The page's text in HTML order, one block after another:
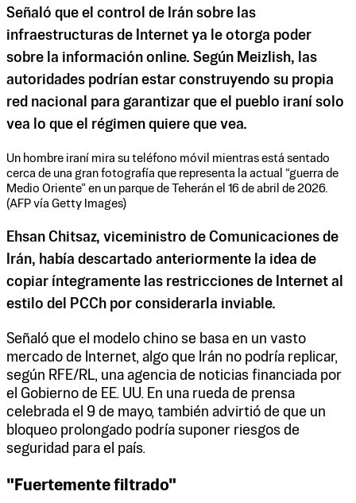
Señaló que el control de Irán sobre las
infraestructuras de Internet ya le otorga poder
sobre la información online. Según Meizlish, las
autoridades podrían estar construyendo su propia
red nacional para garantizar que el pueblo iraní solo
vea lo que el régimen quiere que vea.
Un hombre iraní mira su teléfono móvil mientras está sentado
cerca de una gran fotografía que representa la actual “guerra de
Medio Oriente” en un parque de Teherán el 16 de abril de 2026.
(AFP vía Getty Images)
Ehsan Chitsaz, viceministro de Comunicaciones de
Irán, había descartado anteriormente la idea de
copiar íntegramente las restricciones de Internet al
estilo del PCCh por considerarla inviable.
Señaló que el modelo chino se basa en un vasto
mercado de Internet, algo que Irán no podría replicar,
según RFE/RL, una agencia de noticias financiada por
el Gobierno de EE. UU. En una rueda de prensa
celebrada el 9 de mayo, también advirtió de que un
bloqueo prolongado podría suponer riesgos de
seguridad para el país.
"Fuertemente filtrado"